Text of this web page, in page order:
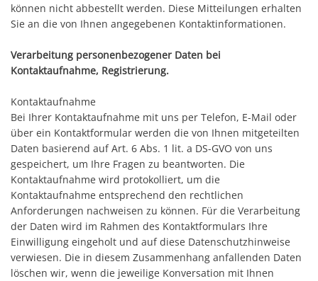
können nicht abbestellt werden. Diese Mitteilungen erhalten
Sie an die von Ihnen angegebenen Kontaktinformationen.
Verarbeitung personenbezogener Daten bei
Kontaktaufnahme, Registrierung.
Kontaktaufnahme
Bei Ihrer Kontaktaufnahme mit uns per Telefon, E-Mail oder
über ein Kontaktformular werden die von Ihnen mitgeteilten
Daten basierend auf Art. 6 Abs. 1 lit. a DS-GVO von uns
gespeichert, um Ihre Fragen zu beantworten. Die
Kontaktaufnahme wird protokolliert, um die
Kontaktaufnahme entsprechend den rechtlichen
Anforderungen nachweisen zu können. Für die Verarbeitung
der Daten wird im Rahmen des Kontaktformulars Ihre
Einwilligung eingeholt und auf diese Datenschutzhinweise
verwiesen. Die in diesem Zusammenhang anfallenden Daten
löschen wir, wenn die jeweilige Konversation mit Ihnen